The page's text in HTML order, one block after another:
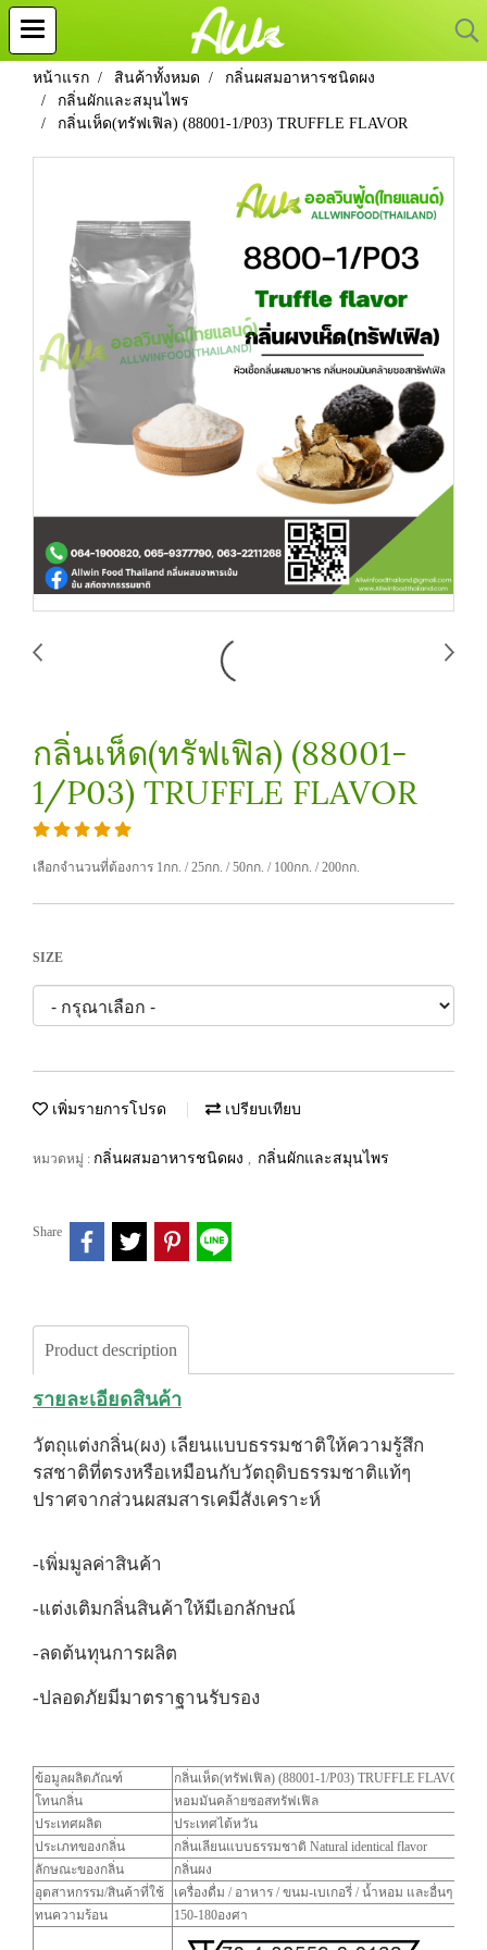
หน้าแรก สินค้าทั้งหมด
กลิ่นผสมอาหารชนิดผง
กลิ่นผักและสมุนไพร
กลิ่นเห็ด(ทรัฟเฟิล) (88001-1/P03) TRUFFLE FLAVOR
กลิ่นเห็ด(ทรัฟเฟิล) (88001-
1/P03) TRUFFLE FLAVOR
เลือกจำนวนที่ต้องการ 1กก. / 25กก. / 50กก. / 100กก. / 200กก.
SIZE
เพิ่มรายการโปรด เปรียบเทียบ
หมวดหมู่ : กลิ่นผสมอาหารชนิดผง , กลิ่นผักและสมุนไพร
Share
Product description
รายละเอียดสินค้า
วัตถุแต่งกลิ่น(ผง) เลียนแบบธรรมชาติให้ความรู้สึก
รสชาติที่ตรงหรือเหมือนกับวัตถุดิบธรรมชาติแท้ๆ
ปราศจากส่วนผสมสารเคมีสังเคราะห์
-เพิ่มมูลค่าสินค้า
-แต่งเติมกลิ่นสินค้าให้มีเอกลักษณ์
-ลดต้นทุนการผลิต
-ปลอดภัยมีมาตราฐานรับรอง
ข้อมูลผลิตภัณฑ์
กลิ่นเห็ด(ทรัฟเฟิล) (88001-1/P03) TRUFFLE FLAVOR
โทนกลิ่น
หอมมันคล้ายซอสทรัฟเฟิล
ประเทศผลิต
ประเทศไต้หวัน
ประเภทของกลิ่น
กลิ่นเลียนแบบธรรมชาติ Natural identical flavor
ลักษณะของกลิ่น
กลิ่นผง
อุตสาหกรรม/สินค้าที่ใช้
เครื่องดื่ม / อาหาร / ขนม-เบเกอรี่ / น้ำหอม และอื่นๆ
ทนความร้อน
150-180องศา